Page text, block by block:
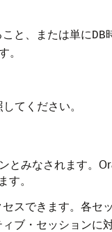
と、または単にDB
。
てください。
みなされます。
。
スできます。各セ
ブ・セッションに